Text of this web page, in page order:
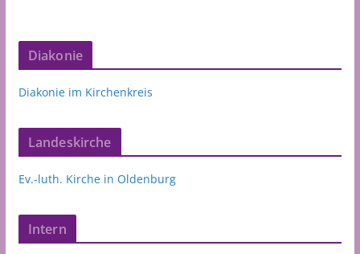
Diakonie
Diakonie im Kirchenkreis
Landeskirche
Ev.-luth. Kirche in Oldenburg
Intern